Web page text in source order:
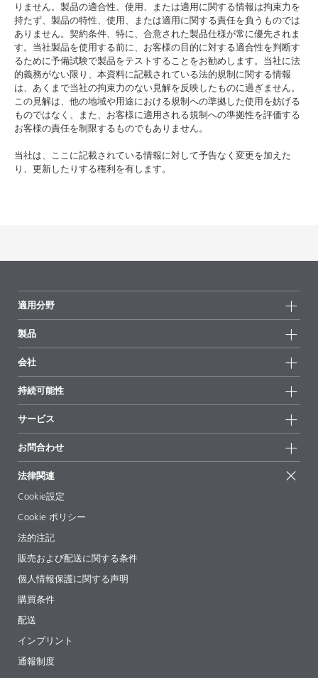
りません。製品の適合性、使用、または適用に関する情報は拘束力を
持たず、製品の特性、使用、または適用に関する責任を負うものでは
ありません。契約条件、特に、合意された製品仕様が常に優先されま
す。当社製品を使用する前に、お客様の目的に対する適合性を判断す
るために予備試験で製品をテストすることをお勧めします。当社に法
的義務がない限り、本資料に記載されている法的規制に関する情報
は、あくまで当社の拘束力のない見解を反映したものに過ぎません。
この見解は、他の地域や用途における規制への準拠した使用を妨げる
ものではなく、また、お客様に適用される規制への準拠性を評価する
お客様の責任を制限するものでもありません。
当社は、ここに記載されている情報に対して予告なく変更を加えた
り、更新したりする権利を有します。
適用分野
製品
全製品
ハイライト
会社
ニュース
拠点と販売代理店
展示会 & イベント
経営陣
持続可能性
持続可能な製品
サクセスストーリー
EcoVadis
証明書
サービス
配合の出発点
論文記事
ebooks(電子書籍)
法令情報
添加剤ガイドアプリ
ビデオ
ダウンロード
お問合わせ
法律関連
Cookie設定
Cookie ポリシー
法的注記
販売および配送に関する条件
個人情報保護に関する声明
購買条件
配送
インプリント
通報制度